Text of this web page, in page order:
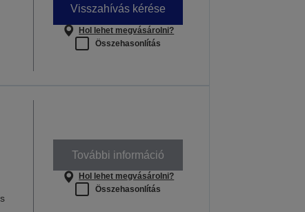
Visszahívás kérése
Hol lehet megvásárolni?
Összehasonlítás
További információ
Hol lehet megvásárolni?
Összehasonlítás